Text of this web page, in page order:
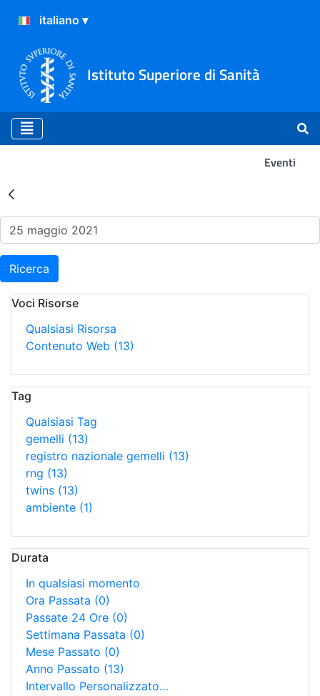
Istituto Superiore di Sanità
Eventi
Risultati della Ricerca -
Ricerca
Voci Risorse
Qualsiasi Risorsa
Contenuto Web (13)
Tag
Qualsiasi Tag
gemelli (13)
registro nazionale gemelli (13)
rng (13)
twins (13)
ambiente (1)
Durata
In qualsiasi momento
Ora Passata (0)
Passate 24 Ore (0)
Settimana Passata (0)
Mese Passato (0)
Anno Passato (13)
Intervallo Personalizzato…